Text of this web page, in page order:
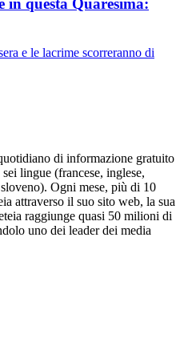
in questa Quaresima:
e le lacrime scorreranno di
di informazione gratuito
lingue (francese, inglese,
Ogni mese, più di 10
attraverso il suo sito web, la sua
raggiunge quasi 50 milioni di
uno dei leader dei media